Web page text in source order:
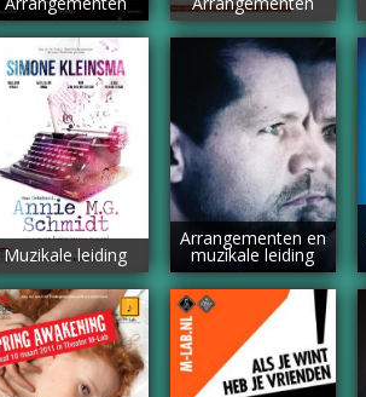
Muzikale leiding
Arrangementen en
muzikale leiding